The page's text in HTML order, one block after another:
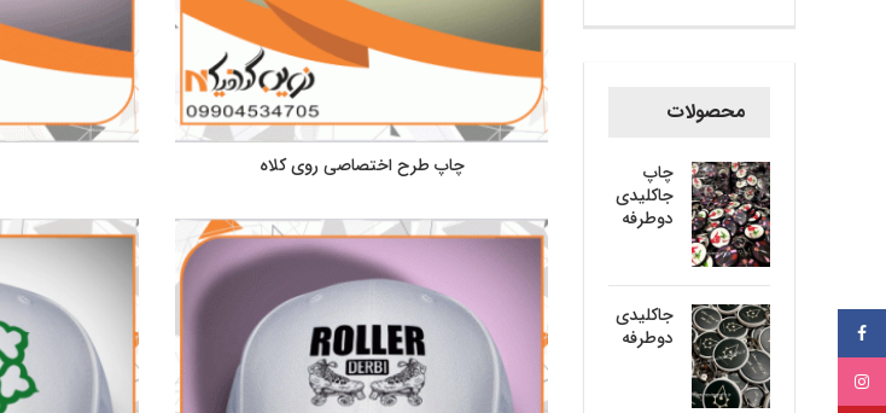
چاپ طرح اختصاصی روی کلاه
محصولات
چاپ
جاکلیدی
دوطرفه
جاکلیدی
دوطرفه
فیسبوک
اینستاگرام